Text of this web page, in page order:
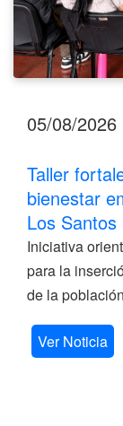
Santos
05/08/2026
Taller
bienestar
Los Santos
Iniciativa
para la
de la
Ver Noticia